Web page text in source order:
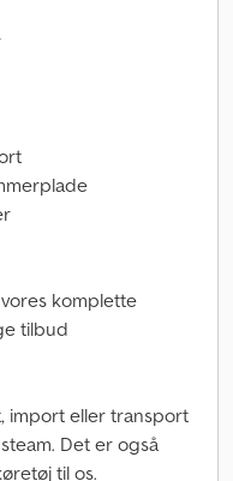
komplette
tilbud
import eller transport
Det er også
til os.